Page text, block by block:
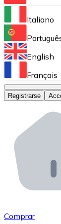
Bitnovo
Integra
Bitnovo
Bitnovo
Bitnovo
Integra
Bitnovo
Integra
Únete a
Italiano
English
Français
Registrarse
Comprar